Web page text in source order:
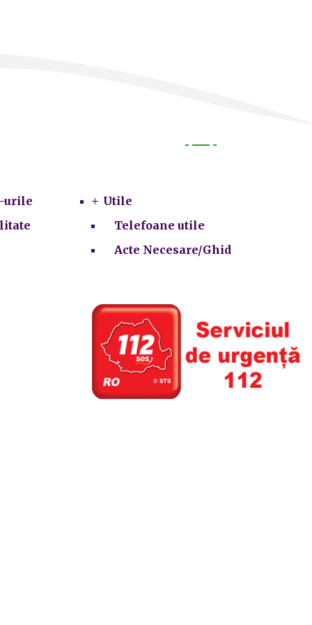
urile
Utile
Telefoane utile
Acte Necesare/Ghid